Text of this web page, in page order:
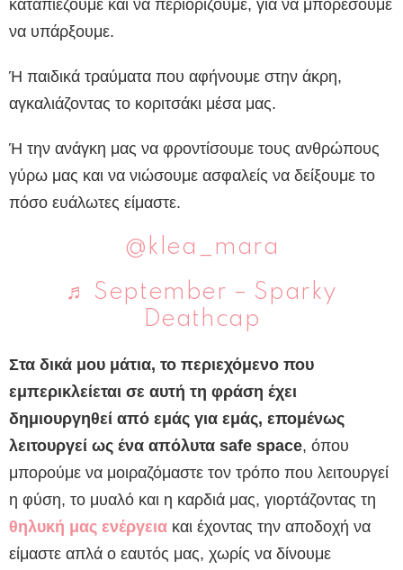
καταπιέζουμε και να περιορίζουμε, για να μπορέσουμε
να υπάρξουμε.
Ή παιδικά τραύματα που αφήνουμε στην άκρη,
αγκαλιάζοντας το κοριτσάκι μέσα μας.
Ή την ανάγκη μας να φροντίσουμε τους ανθρώπους
γύρω μας και να νιώσουμε ασφαλείς να δείξουμε το
πόσο ευάλωτες είμαστε.
@klea_mara
♬ September – Sparky
Deathcap
Στα δικά μου μάτια, το περιεχόμενο που
εμπερικλείεται σε αυτή τη φράση έχει
δημιουργηθεί από εμάς για εμάς, επομένως
λειτουργεί ως ένα απόλυτα safe space, όπου
μπορούμε να μοιραζόμαστε τον τρόπο που λειτουργεί
η φύση, το μυαλό και η καρδιά μας, γιορτάζοντας τη
θηλυκή μας ενέργεια και έχοντας την αποδοχή να
είμαστε απλά ο εαυτός μας, χωρίς να δίνουμε